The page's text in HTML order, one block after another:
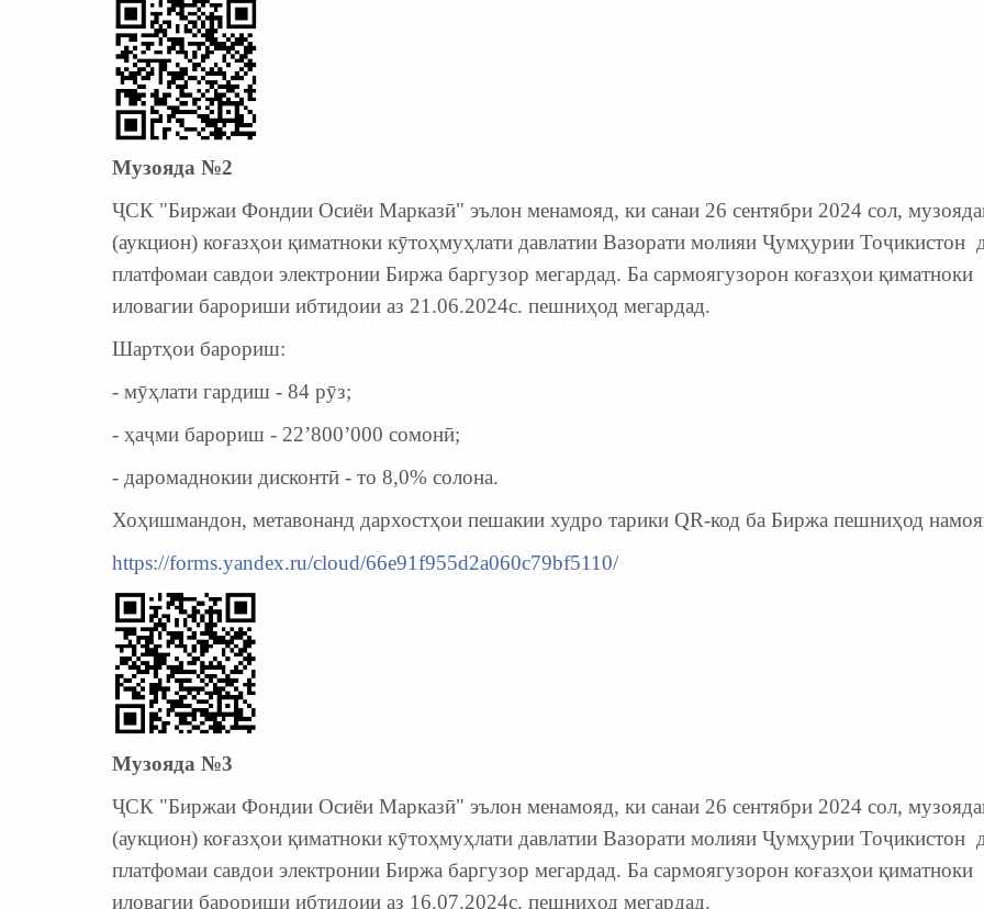
Музояда №2
ҶСК "Биржаи Фондии Осиёи Марказӣ" эълон менамояд, ки санаи 26 сентябри 2024 сол,
(аукцион) коғазҳои қиматноки кӯтоҳмуҳлати давлатии Вазорати молияи Ҷумҳурии Тоҷикистон
платфомаи савдои электронии Биржа баргузор мегардад. Ба сармоягузорон коғазҳои қиматноки
иловагии барориши ибтидоии аз 21.06.2024с. пешниҳод мегардад.
Шартҳои барориш:
- мӯҳлати гардиш - 84 рӯз;
- ҳаҷми барориш - 22’800’000 сомонӣ;
- даромаднокии дисконтӣ - то 8,0% солона.
Хоҳишмандон, метавонанд дархостҳои пешакии худро тарики QR-код ба Биржа пешниҳод
https://forms.yandex.ru/cloud/66e91f955d2a060c79bf5110/
Музояда №3
ҶСК "Биржаи Фондии Осиёи Марказӣ" эълон менамояд, ки санаи 26 сентябри 2024 сол,
(аукцион) коғазҳои қиматноки кӯтоҳмуҳлати давлатии Вазорати молияи Ҷумҳурии Тоҷикистон
платфомаи савдои электронии Биржа баргузор мегардад. Ба сармоягузорон коғазҳои қиматноки
иловагии барориши ибтидоии аз 16.07.2024с. пешниҳод мегардад.